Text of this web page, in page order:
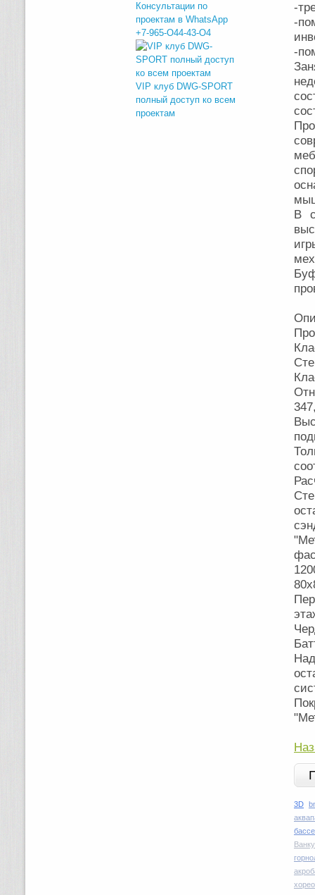
Консультации по
проектам в WhatsApp
+7-965-O44-43-O4
VIP клуб DWG-SPORT
полный доступ ко всем
проектам
-
-
-
В
3D